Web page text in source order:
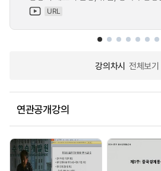
URL
강의차시 전체보기
연관공개강의